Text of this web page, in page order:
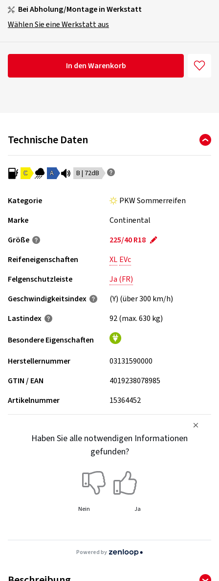
Bei Abholung/Montage in Werkstatt
Wählen Sie eine Werkstatt aus
In den Warenkorb
Technische Daten
C A B | 72dB
Kategorie
PKW Sommerreifen
Marke
Continental
Größe
225/40 R18
Reifeneigenschaften
XL EVc
Felgenschutzleiste
Ja (FR)
Geschwindigkeits­index
(Y) (über 300 km/h)
Lastindex
92 (max. 630 kg)
Besondere Eigenschaften
Herstellernummer
03131590000
GTIN / EAN
4019238078985
Artikelnummer
15364452
Haben Sie alle notwendigen Informationen
gefunden?
Nein Ja
Powered by